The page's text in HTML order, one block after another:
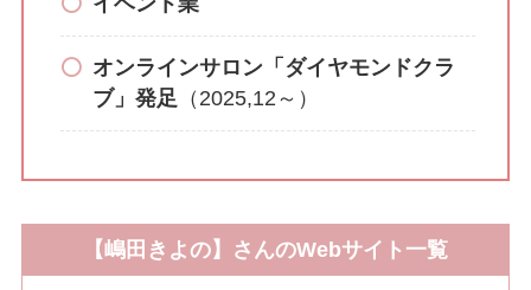
オンラインサロン「ダイヤモンドクラ
ブ」発足 （2025,12～）
【嶋田きよの】さんのWebサイト一覧